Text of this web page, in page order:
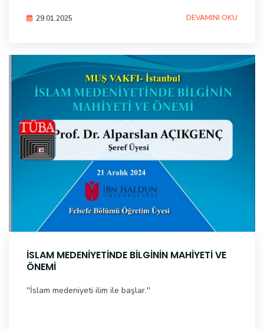
29.01.2025 DEVAMINI OKU
İSLAM MEDENİYETİNDE BİLGİNİN MAHİYETİ VE
ÖNEMİ
''İslam medeniyeti ilim ile başlar.''